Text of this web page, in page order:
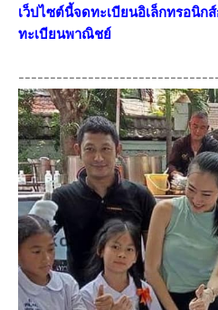
เว็ปไซต์นี้จดทะเบียนอิเล็กทรอนิ
ทะเบียนพาณิชย์